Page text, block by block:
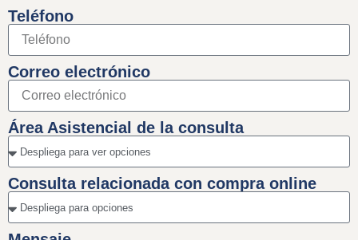
Teléfono
Correo electrónico
Área Asistencial de la consulta
Consulta relacionada con compra online